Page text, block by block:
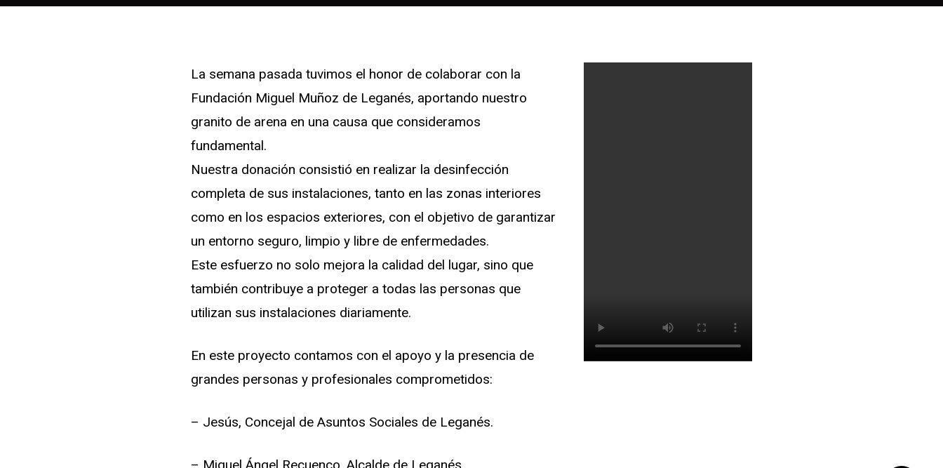
La semana pasada tuvimos el honor de colaborar con la
Fundación Miguel Muñoz de Leganés, aportando nuestro
granito de arena en una causa que consideramos
fundamental.
Nuestra donación consistió en realizar la desinfección
completa de sus instalaciones, tanto en las zonas interiores
como en los espacios exteriores, con el objetivo de garantizar
un entorno seguro, limpio y libre de enfermedades.
Este esfuerzo no solo mejora la calidad del lugar, sino que
también contribuye a proteger a todas las personas que
utilizan sus instalaciones diariamente.
En este proyecto contamos con el apoyo y la presencia de
grandes personas y profesionales comprometidos:
– Jesús, Concejal de Asuntos Sociales de Leganés.
– Miguel Ángel Recuenco, Alcalde de Leganés.